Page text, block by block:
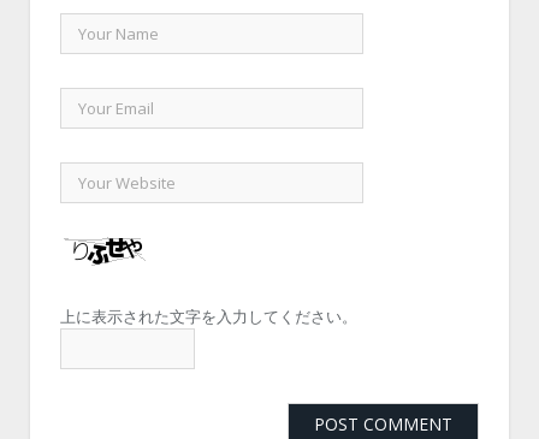
上に表示された文字を入力してください。